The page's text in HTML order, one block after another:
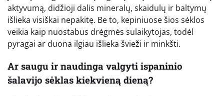
aktyvumą, didžioji dalis mineralų, skaidulų ir baltymų
išlieka visiškai nepakitę. Be to, kepiniuose šios sėklos
veikia kaip nuostabus drėgmės sulaikytojas, todėl
pyragai ar duona ilgiau išlieka švieži ir minkšti.
Ar saugu ir naudinga valgyti ispaninio
šalavijo sėklas kiekvieną dieną?